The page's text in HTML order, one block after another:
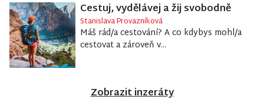
Cestuj, vydělávej a žij svobodně
Stanislava Provazníková
Máš rád/a cestování? A co kdybys mohl/a
cestovat a zároveň v...
Zobrazit inzeráty